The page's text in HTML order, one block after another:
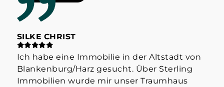
SILKE CHRIST
Ich habe eine Immobilie in der Altstadt von
Blankenburg/Harz gesucht. Über Sterling
Immobilien wurde mir unser Traumhaus